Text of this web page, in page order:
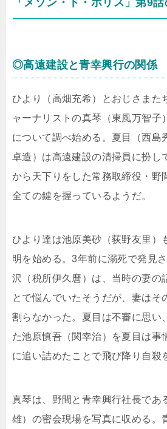
「メゾン・ド・ポリス」第9話
◎高遠建設と青幸興行の関係
ひより（高畑充希）とおじさまた
ャーナリストの真琴（東風万智子
について調べ始める。夏目（西島
卓造）は高遠建設の清掃員に扮し
から天下りをした常務取締役・野
全ての鍵を握っているようだ。
ひより達は池原美砂（荻野友里）
明を始める。3年前に溺死で発見
沢（税所伊久麿）は、当時の妻の
とで悩んでいたそうだが、妻はそ
割らなかった。夏目は不審に思い
た池原慎吾（関幸治）を夏目は事
に追い詰めたことで飛び降り自殺
真琴は、野間と青幸興行社長であ
雄）の密会現場を写真に収める。